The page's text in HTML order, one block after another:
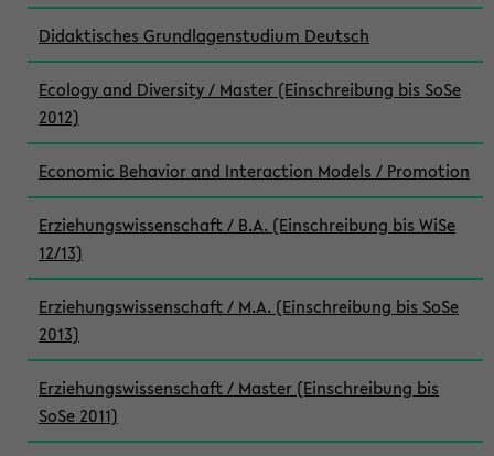
Didaktisches Grundlagenstudium Deutsch
Ecology and Diversity / Master (Einschreibung bis SoSe
2012)
Economic Behavior and Interaction Models / Promotion
Erziehungswissenschaft / B.A. (Einschreibung bis WiSe
12/13)
Erziehungswissenschaft / M.A. (Einschreibung bis SoSe
2013)
Erziehungswissenschaft / Master (Einschreibung bis
SoSe 2011)